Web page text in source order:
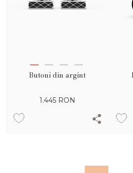
Butoni din argint
1.445 RON